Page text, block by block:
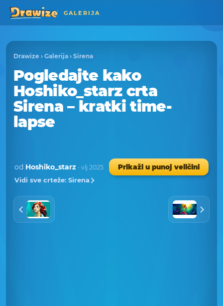
GALERIJA
Drawize › Galerija › Sirena
Pogledajte kako
Hoshiko_starz crta
Sirena – kratki time-
lapse
od Hoshiko_starz · vlj 2025
Prikaži u punoj veličini
Vidi sve crteže: Sirena